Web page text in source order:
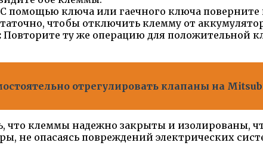
С помощью ключа или гаечного ключа
чтобы отключить клемму от
Повторите ту же операцию для положительной
отрегулировать клапаны на
что клеммы надежно закрыты и изолированы,
не опасаясь повреждений электрических